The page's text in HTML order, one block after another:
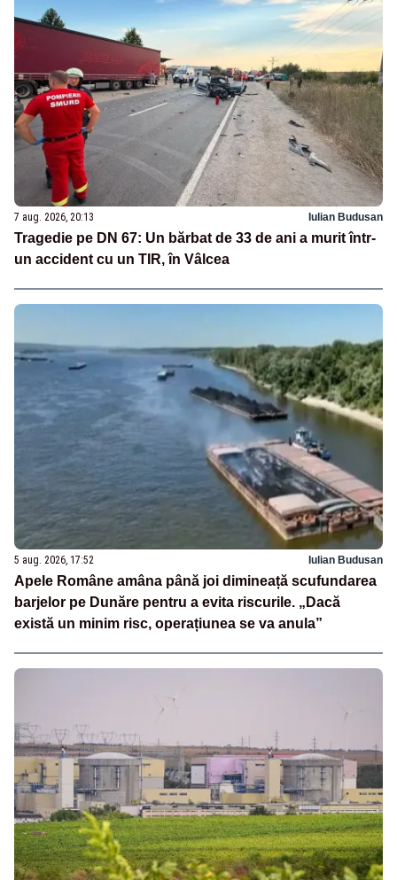
7 aug. 2026, 20:13 Iulian Budusan
Tragedie pe DN 67: Un bărbat de 33 de ani a murit într-
un accident cu un TIR, în Vâlcea
5 aug. 2026, 17:52 Iulian Budusan
Apele Române amâna până joi dimineață scufundarea
barjelor pe Dunăre pentru a evita riscurile. „Dacă
există un minim risc, operațiunea se va anula”